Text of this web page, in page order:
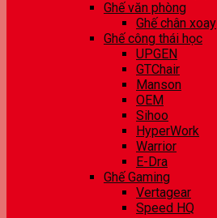
Ghế văn phòng
Ghế chân xoay
Ghế công thái học
UPGEN
GTChair
Manson
OEM
Sihoo
HyperWork
Warrior
E-Dra
Ghế Gaming
Vertagear
Speed HQ